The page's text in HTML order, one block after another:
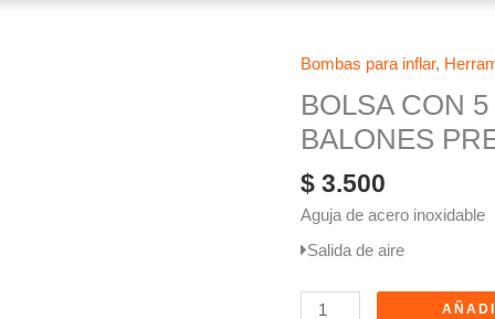
Bombas para inflar,
BOLSA CON
BALONES
$ 3.500
Aguja de acero inoxidable
Salida de aire
BOLSA
CON
5
VALVULAS
PARA
INFLAR
BALONES
PRETUL